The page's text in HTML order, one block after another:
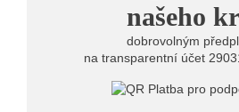
nabídne Krhuta i Beatles
našeho
dobrovolným
na transparentní účet